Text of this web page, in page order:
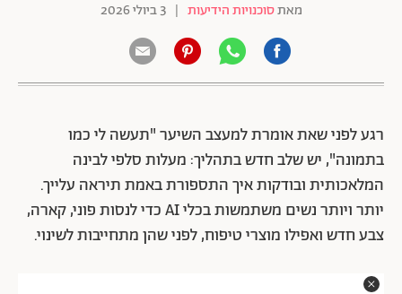
מאתסוכנויות הידיעות | 3 ביולי 2026
רגע לפני שאת אומרת למעצב השיער "תעשה לי כמו
בתמונה", יש שלב חדש בתהליך: מעלות סלפי לבינה
המלאכותית ובודקות איך התספורת באמת תיראה עלייך.
יותר ויותר נשים משתמשות בכלי AI כדי לנסות פוני, קארה,
צבע חדש ואפילו מוצרי טיפוח, לפני שהן מתחייבות לשינוי.